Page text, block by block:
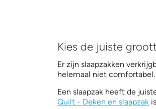
Kies de juiste
Er zijn slaapzakken
helemaal niet
Een slaapzak heeft de
Quilt - Deken en slaapzak